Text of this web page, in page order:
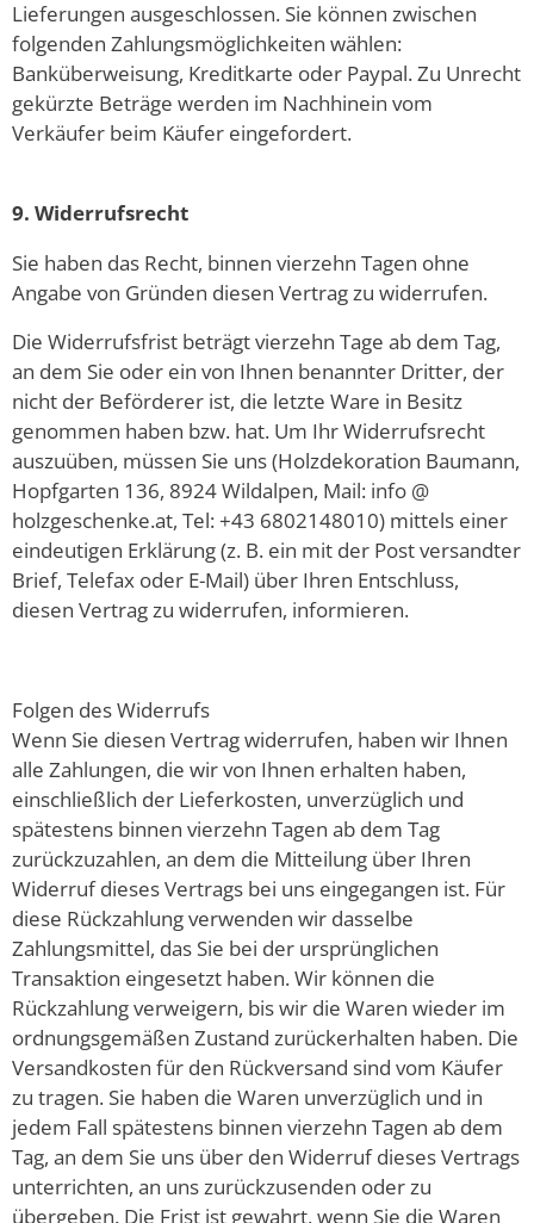
Lieferungen ausgeschlossen. Sie können zwischen
folgenden Zahlungsmöglichkeiten wählen:
Banküberweisung, Kreditkarte oder Paypal. Zu Unrecht
gekürzte Beträge werden im Nachhinein vom
Verkäufer beim Käufer eingefordert.
9. Widerrufsrecht
Sie haben das Recht, binnen vierzehn Tagen ohne
Angabe von Gründen diesen Vertrag zu widerrufen.
Die Widerrufsfrist beträgt vierzehn Tage ab dem Tag,
an dem Sie oder ein von Ihnen benannter Dritter, der
nicht der Beförderer ist, die letzte Ware in Besitz
genommen haben bzw. hat. Um Ihr Widerrufsrecht
auszuüben, müssen Sie uns (Holzdekoration Baumann,
Hopfgarten 136, 8924 Wildalpen, Mail: info @
holzgeschenke.at, Tel: +43 6802148010) mittels einer
eindeutigen Erklärung (z. B. ein mit der Post versandter
Brief, Telefax oder E-Mail) über Ihren Entschluss,
diesen Vertrag zu widerrufen, informieren.
Folgen des Widerrufs
Wenn Sie diesen Vertrag widerrufen, haben wir Ihnen
alle Zahlungen, die wir von Ihnen erhalten haben,
einschließlich der Lieferkosten, unverzüglich und
spätestens binnen vierzehn Tagen ab dem Tag
zurückzuzahlen, an dem die Mitteilung über Ihren
Widerruf dieses Vertrags bei uns eingegangen ist. Für
diese Rückzahlung verwenden wir dasselbe
Zahlungsmittel, das Sie bei der ursprünglichen
Transaktion eingesetzt haben. Wir können die
Rückzahlung verweigern, bis wir die Waren wieder im
ordnungsgemäßen Zustand zurückerhalten haben. Die
Versandkosten für den Rückversand sind vom Käufer
zu tragen. Sie haben die Waren unverzüglich und in
jedem Fall spätestens binnen vierzehn Tagen ab dem
Tag, an dem Sie uns über den Widerruf dieses Vertrags
unterrichten, an uns zurückzusenden oder zu
übergeben. Die Frist ist gewahrt, wenn Sie die Waren